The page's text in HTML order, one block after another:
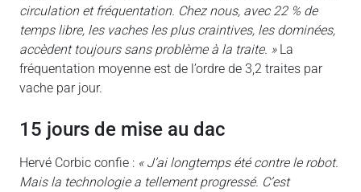
circulation et fréquentation. Chez nous, avec 22 % de
temps libre, les vaches les plus craintives, les dominées,
accèdent toujours sans problème à la traite. »La
fréquentation moyenne est de l’ordre de 3,2 traites par
vache par jour.
15 jours de mise au dac
Hervé Corbic confie : « J’ai longtemps été contre le robot.
Mais la technologie a tellement progressé. C’est